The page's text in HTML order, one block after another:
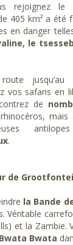
rejoignez le
405 km² a été
en danger
le
jusqu’au
vos safaris en
de
mais
.
de
la Bande
et la Zambie.
Bwata